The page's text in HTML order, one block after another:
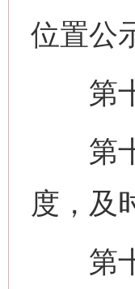
位置公
第十
第十
度，及
第十